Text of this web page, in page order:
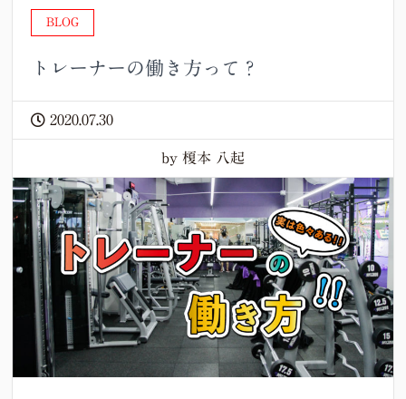
BLOG
トレーナーの働き方って？
2020.07.30
by 榎本 八起